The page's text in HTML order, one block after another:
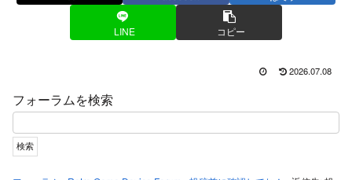
LINE コピー
2026.07.08
フォーラムを検索